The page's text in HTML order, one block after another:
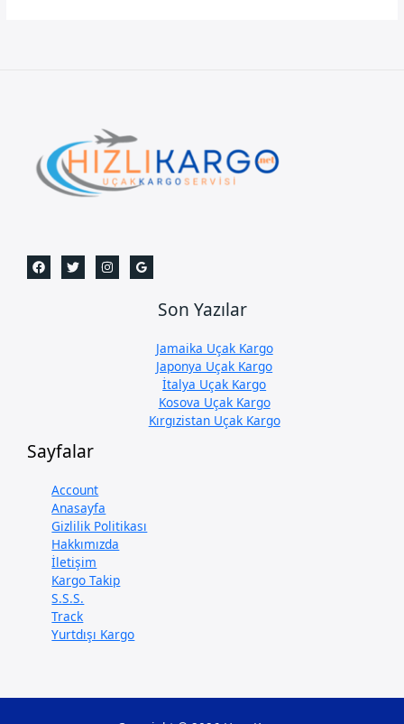
Son Yazılar
Jamaika Uçak Kargo
Japonya Uçak Kargo
İtalya Uçak Kargo
Kosova Uçak Kargo
Kırgızistan Uçak Kargo
Sayfalar
Account
Anasayfa
Gizlilik Politikası
Hakkımızda
İletişim
Kargo Takip
S.S.S.
Track
Yurtdışı Kargo